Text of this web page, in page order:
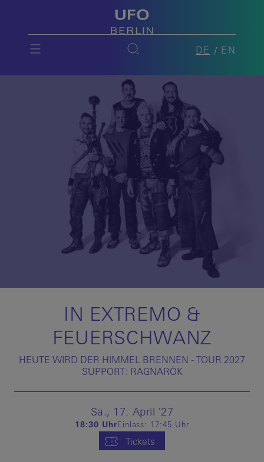
DE EN
IN EXTREMO &
FEUERSCHWANZ
HEUTE WIRD DER HIMMEL BRENNEN - TOUR 2027
SUPPORT: RAGNARÖK
Sa., 17. April '27
18:30 UhrEinlass: 17:45 Uhr
Tickets